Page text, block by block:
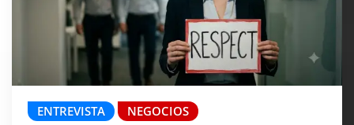
ENTREVISTA NEGOCIOS